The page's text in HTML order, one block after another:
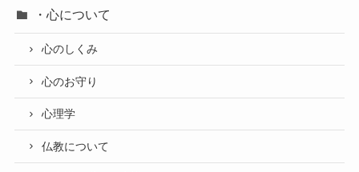
・心について
心のしくみ
心のお守り
心理学
仏教について